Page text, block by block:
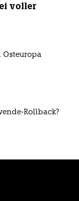
voller
Rollback?